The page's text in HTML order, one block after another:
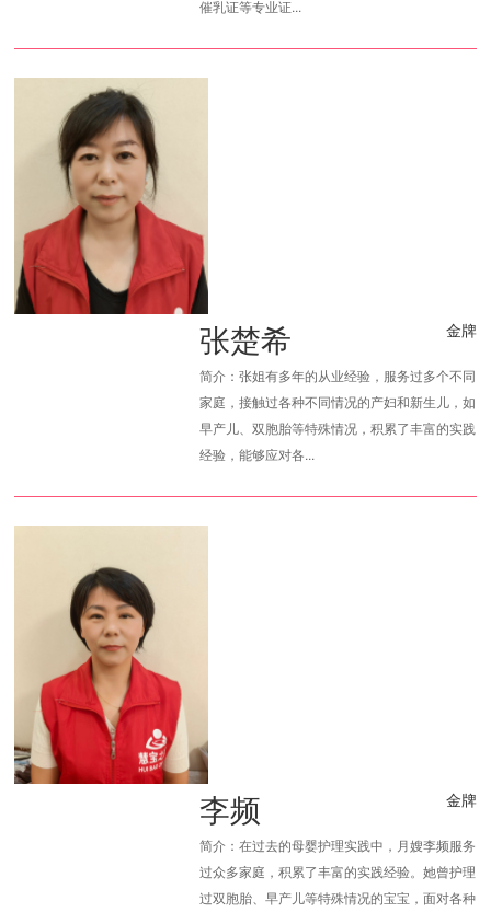
催乳证等专业证...
张楚希 金牌
简介：张姐有多年的从业经验，服务过多个不同
家庭，接触过各种不同情况的产妇和新生儿，如
早产儿、双胞胎等特殊情况，积累了丰富的实践
经验，能够应对各...
李频 金牌
简介：在过去的母婴护理实践中，月嫂李频服务
过众多家庭，积累了丰富的实践经验。她曾护理
过双胞胎、早产儿等特殊情况的宝宝，面对各种